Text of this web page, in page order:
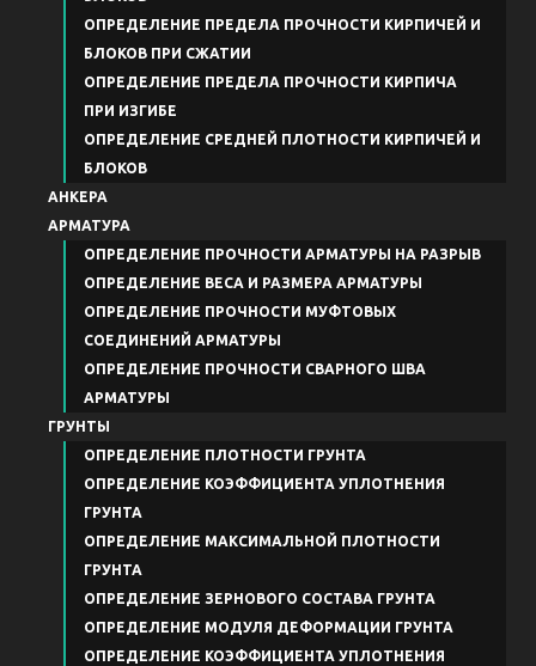
ОПРЕДЕЛЕНИЕ ПРЕДЕЛА ПРОЧНОСТИ КИРПИЧЕЙ И
БЛОКОВ ПРИ СЖАТИИ
ОПРЕДЕЛЕНИЕ ПРЕДЕЛА ПРОЧНОСТИ КИРПИЧА
ПРИ ИЗГИБЕ
ОПРЕДЕЛЕНИЕ СРЕДНЕЙ ПЛОТНОСТИ КИРПИЧЕЙ И
БЛОКОВ
АНКЕРА
АРМАТУРА
ОПРЕДЕЛЕНИЕ ПРОЧНОСТИ АРМАТУРЫ НА РАЗРЫВ
ОПРЕДЕЛЕНИЕ ВЕСА И РАЗМЕРА АРМАТУРЫ
ОПРЕДЕЛЕНИЕ ПРОЧНОСТИ МУФТОВЫХ
СОЕДИНЕНИЙ АРМАТУРЫ
ОПРЕДЕЛЕНИЕ ПРОЧНОСТИ СВАРНОГО ШВА
АРМАТУРЫ
ГРУНТЫ
ОПРЕДЕЛЕНИЕ ПЛОТНОСТИ ГРУНТА
ОПРЕДЕЛЕНИЕ КОЭФФИЦИЕНТА УПЛОТНЕНИЯ
ГРУНТА
ОПРЕДЕЛЕНИЕ МАКСИМАЛЬНОЙ ПЛОТНОСТИ
ГРУНТА
ОПРЕДЕЛЕНИЕ ЗЕРНОВОГО СОСТАВА ГРУНТА
ОПРЕДЕЛЕНИЕ МОДУЛЯ ДЕФОРМАЦИИ ГРУНТА
ОПРЕДЕЛЕНИЕ КОЭФФИЦИЕНТА УПЛОТНЕНИЯ